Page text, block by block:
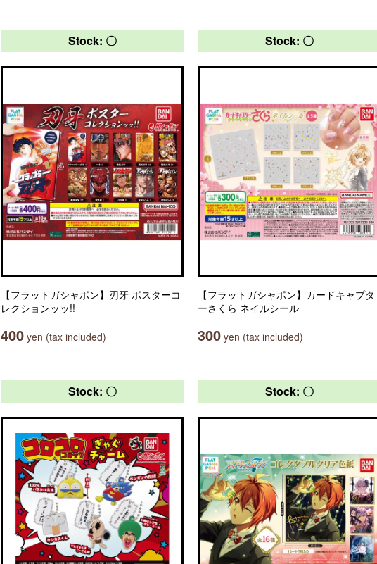
Stock: 〇
【フラットガシャポン】刃牙 ポスターコ
レクションッッ!!
400 yen (tax included)
Stock: 〇
【フラットガシャポン】カードキャプタ
ーさくら ネイルシール
300 yen (tax included)
Stock: 〇 Stock: 〇